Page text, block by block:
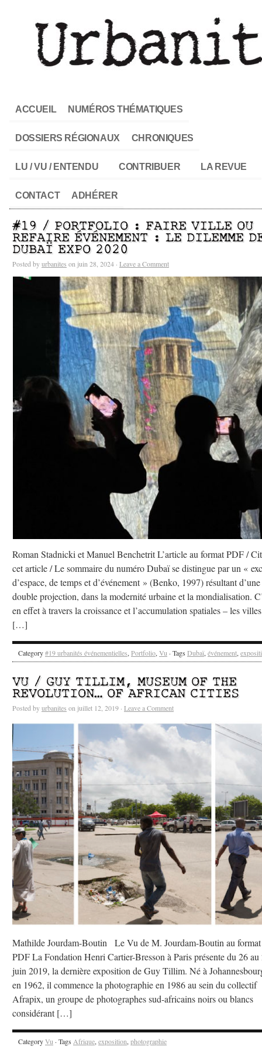
ACCUEIL NUMÉROS THÉMATIQUES
DOSSIERS RÉGIONAUX CHRONIQUES
LU / VU / ENTENDU CONTRIBUER LA REVUE
CONTACT ADHÉRER
#19 / PORTFOLIO : FAIRE VILLE OU
REFAIRE ÉVÉNEMENT : LE DILEMME
DUBAÏ EXPO 2020
Posted byurbanites on juin 28, 2024 · Leave a Comment
Roman Stadnicki et Manuel Benchetrit L’article au format PDF /
cet article / Le sommaire du numéro Dubaï se distingue par un «
d’espace, de temps et d’événement » (Benko, 1997) résultant d’une
double projection, dans la modernité urbaine et la mondialisation.
en effet à travers la croissance et l’accumulation spatiales – les villes
[…]
Category#19 urbanités événementielles, Portfolio, Vu · Tags Dubaï, événement,
VU / GUY TILLIM, MUSEUM OF THE
REVOLUTION… OF AFRICAN CITIES
Posted byurbanites on juillet 12, 2019 · Leave a Comment
Mathilde Jourdam-Boutin Le Vu de M. Jourdam-Boutin au format
PDF La Fondation Henri Cartier-Bresson à Paris présente du 26 au
juin 2019, la dernière exposition de Guy Tillim. Né à
en 1962, il commence la photographie en 1986 au sein du collectif
Afrapix, un groupe de photographes sud-africains noirs ou blancs
considérant […]
CategoryVu · Tags Afrique, exposition, photographie